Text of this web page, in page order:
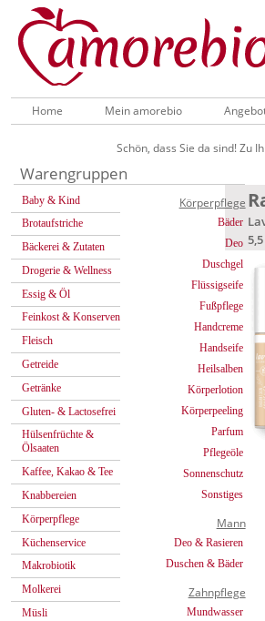
Home Mein amorebio
Schön, dass Sie da sind! Zu
Warengruppen
Baby & Kind
Brotaufstriche
Bäckerei & Zutaten
Drogerie & Wellness
Essig & Öl
Feinkost & Konserven
Fleisch
Getreide
Getränke
Gluten- & Lactosefrei
Hülsenfrüchte &
Ölsaaten
Kaffee, Kakao & Tee
Knabbereien
Körperpflege
Küchenservice
Makrobiotik
Molkerei
Müsli
Körperpflege
Bäder
Deo
Duschgel
Flüssigseife
Fußpflege
Handcreme
Handseife
Heilsalben
Körperlotion
Körperpeeling
Parfum
Pflegeöle
Sonnenschutz
Sonstiges
Mann
Deo & Rasieren
Duschen & Bäder
Zahnpflege
Mundwasser